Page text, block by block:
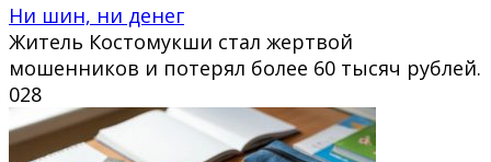
Ни шин, ни денег
Житель Костомукши стал жертвой
мошенников и потерял более 60 тысяч рублей.
028